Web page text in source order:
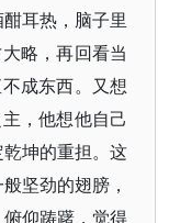
耳热，脑子里
略，再回看当
成东西。又想
，他想他自己
坤的重担。这
坚劲的翅膀，
仰踌躇，觉得